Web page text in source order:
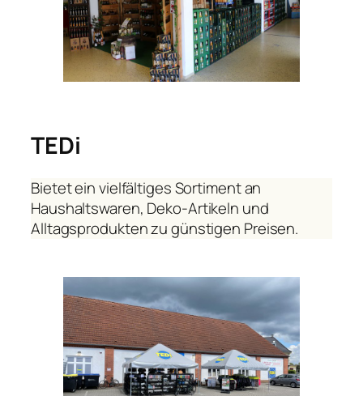
TEDi
Bietet ein vielfältiges Sortiment an
Haushaltswaren, Deko‑Artikeln und
Alltagsprodukten zu günstigen Preisen.